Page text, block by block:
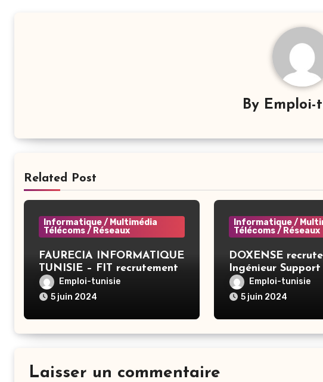
By Emploi-
Related Post
Informatique / Multimédia
Télécoms / Réseaux
FAURECIA INFORMATIQUE
TUNISIE – FIT recrutement
– System Administrator
BAC+3 (CIVP) – Tunis
Emploi-tunisie
5 juin 2024
Informatique /
Télécoms / Réseaux
DOXENSE
Ingénieur Support
Applicatif –
Emploi-tunisie
5 juin 2024
Laisser un commentaire